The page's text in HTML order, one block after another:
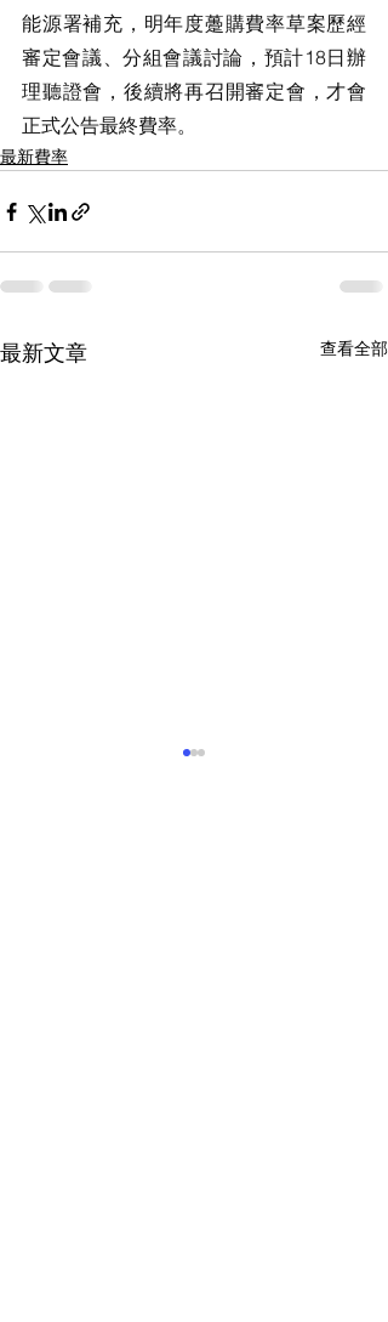
能源署補充，明年度躉購費率草案歷經
審定會議、分組會議討論，預計18日辦
理聽證會，後續將再召開審定會，才會
正式公告最終費率。
最新費率
最新文章 查看全部